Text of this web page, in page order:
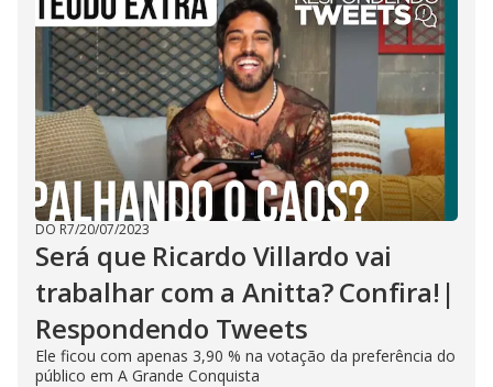
DO R7/20/07/2023
Será que Ricardo Villardo vai
trabalhar com a Anitta? Confira!|
Respondendo Tweets
Ele ficou com apenas 3,90 % na votação da preferência do
público em A Grande Conquista